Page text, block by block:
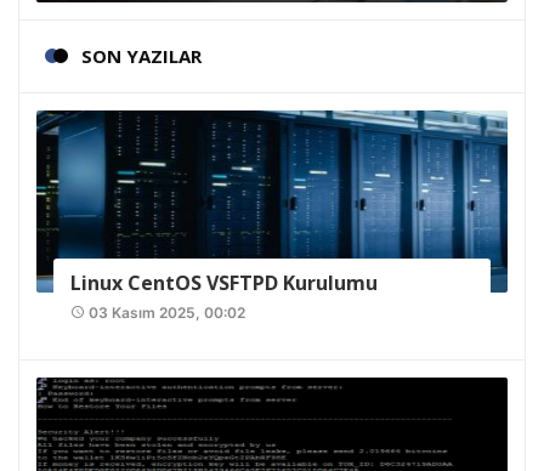
SON YAZILAR
Linux CentOS VSFTPD Kurulumu
access_time 03 Kasım 2025, 00:02